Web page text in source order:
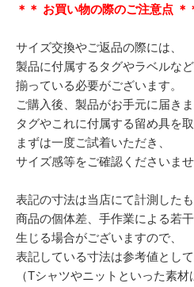
＊＊ お買い物の際のご注意点 ＊
サイズ交換やご返品の際には、
製品に付属するタグやラベルな
揃っている必要がございます。
ご購入後、製品がお手元に届き
タグやこれに付属する留め具を
まずは一度ご試着いただき、
サイズ感等をご確認くださいませ
表記の寸法は当店にて計測したも
商品の個体差、手作業による若
生じる場合がございますので、
表記している寸法は参考値として
（Tシャツやニットといった素材